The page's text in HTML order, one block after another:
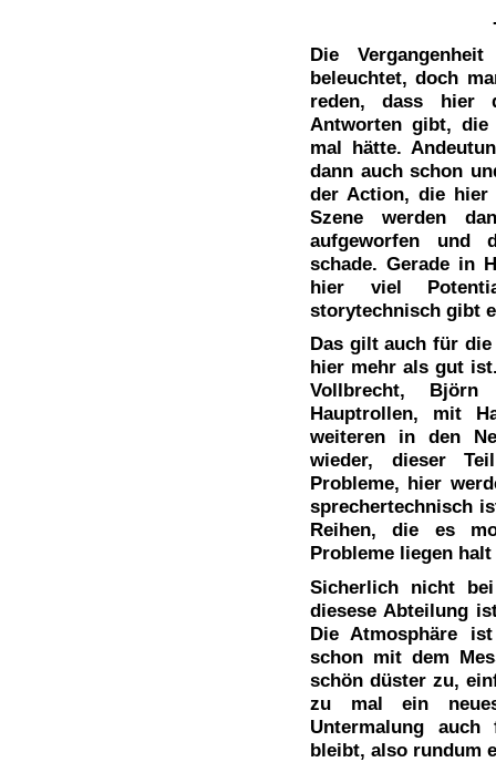
Die
beleuchtet, doch
reden, dass hier
Antworten gibt, die
mal hätte.
dann auch schon
der Action, die hier
Szene werden
aufgeworfen und
schade. Gerade in
hier viel
storytechnisch gibt
Das gilt auch für
hier mehr als gut
Vollbrecht,
Hauptrollen, mit
weiteren in den
wieder, dieser
Probleme, hier
sprechertechnisch
Reihen, die es
Probleme liegen
Sicherlich nicht
diesese Abteilung
Die Atmosphäre
schon mit dem
schön düster zu,
zu mal ein
Untermalung auch
bleibt, also rundum